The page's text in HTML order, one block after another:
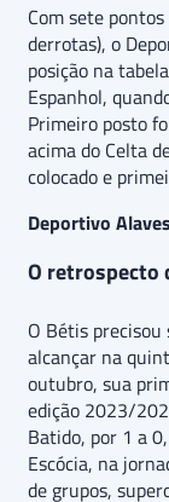
Com sete
derrotas), o
posição na
Espanhol,
Primeiro posto
acima do Celta
colocado e
Deportivo
O retrospecto
O Bétis
alcançar na
outubro, sua
edição 2023/
Batido, por 1 a
Escócia, na
de grupos,